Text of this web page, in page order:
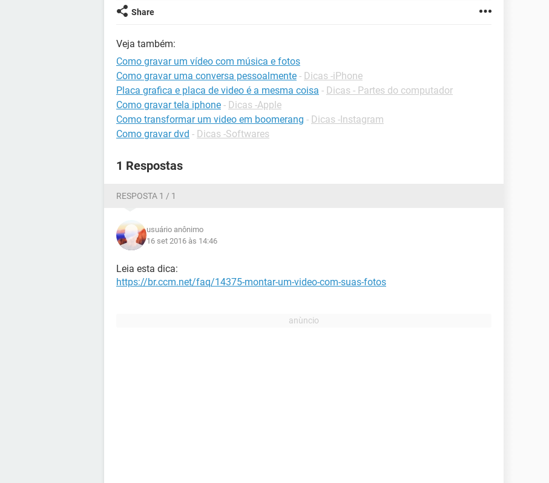
Share
Veja também:
Como gravar um vídeo com música e fotos
Como gravar uma conversa pessoalmente - Dicas -iPhone
Placa grafica e placa de video é a mesma coisa - Dicas - Partes do computador
Como gravar tela iphone - Dicas -Apple
Como transformar um video em boomerang - Dicas -Instagram
Como gravar dvd - Dicas -Softwares
1 Respostas
RESPOSTA 1 / 1
usuário anônimo
16 set 2016 às 14:46
Leia esta dica:
https://br.ccm.net/faq/14375-montar-um-video-com-suas-fotos